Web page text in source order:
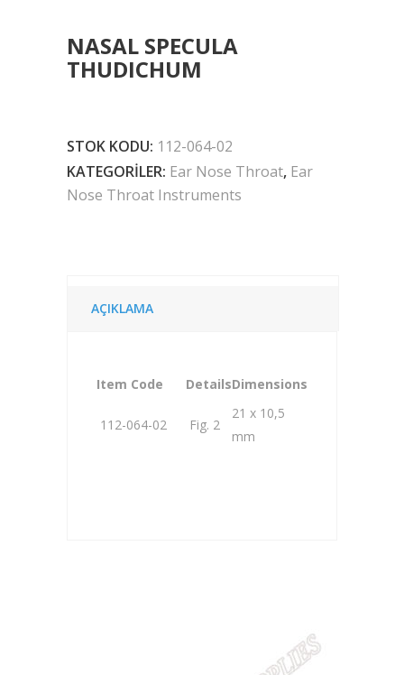
NASAL SPECULA
THUDICHUM
STOK KODU: 112-064-02
KATEGORILER: Ear Nose Throat, Ear
Nose Throat Instruments
AÇIKLAMA
Item Code DetailsDimensions
112-064-02 Fig. 2
21 x 10,5
mm